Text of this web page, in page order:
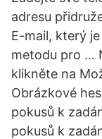
adresu
E-mail, který
metodu pro …
klikněte na
Obrázkové
pokusů k
pokusů k